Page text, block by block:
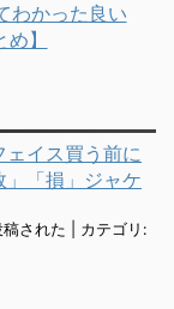
わかった良い
】
ェイス買う前に
「損」ジャケ
された
カテゴリ: